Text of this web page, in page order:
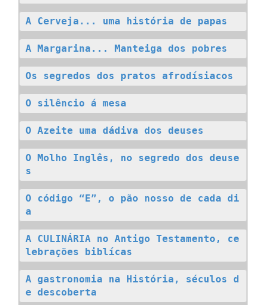
A Cerveja... uma história de papas
A Margarina... Manteiga dos pobres
Os segredos dos pratos afrodísiacos
O silêncio á mesa
O Azeite uma dádiva dos deuses
O Molho Inglês, no segredo dos deuse
s
O código “E”, o pão nosso de cada di
a
A CULINÁRIA no Antigo Testamento, ce
lebrações biblícas
A gastronomia na História, séculos d
e descoberta